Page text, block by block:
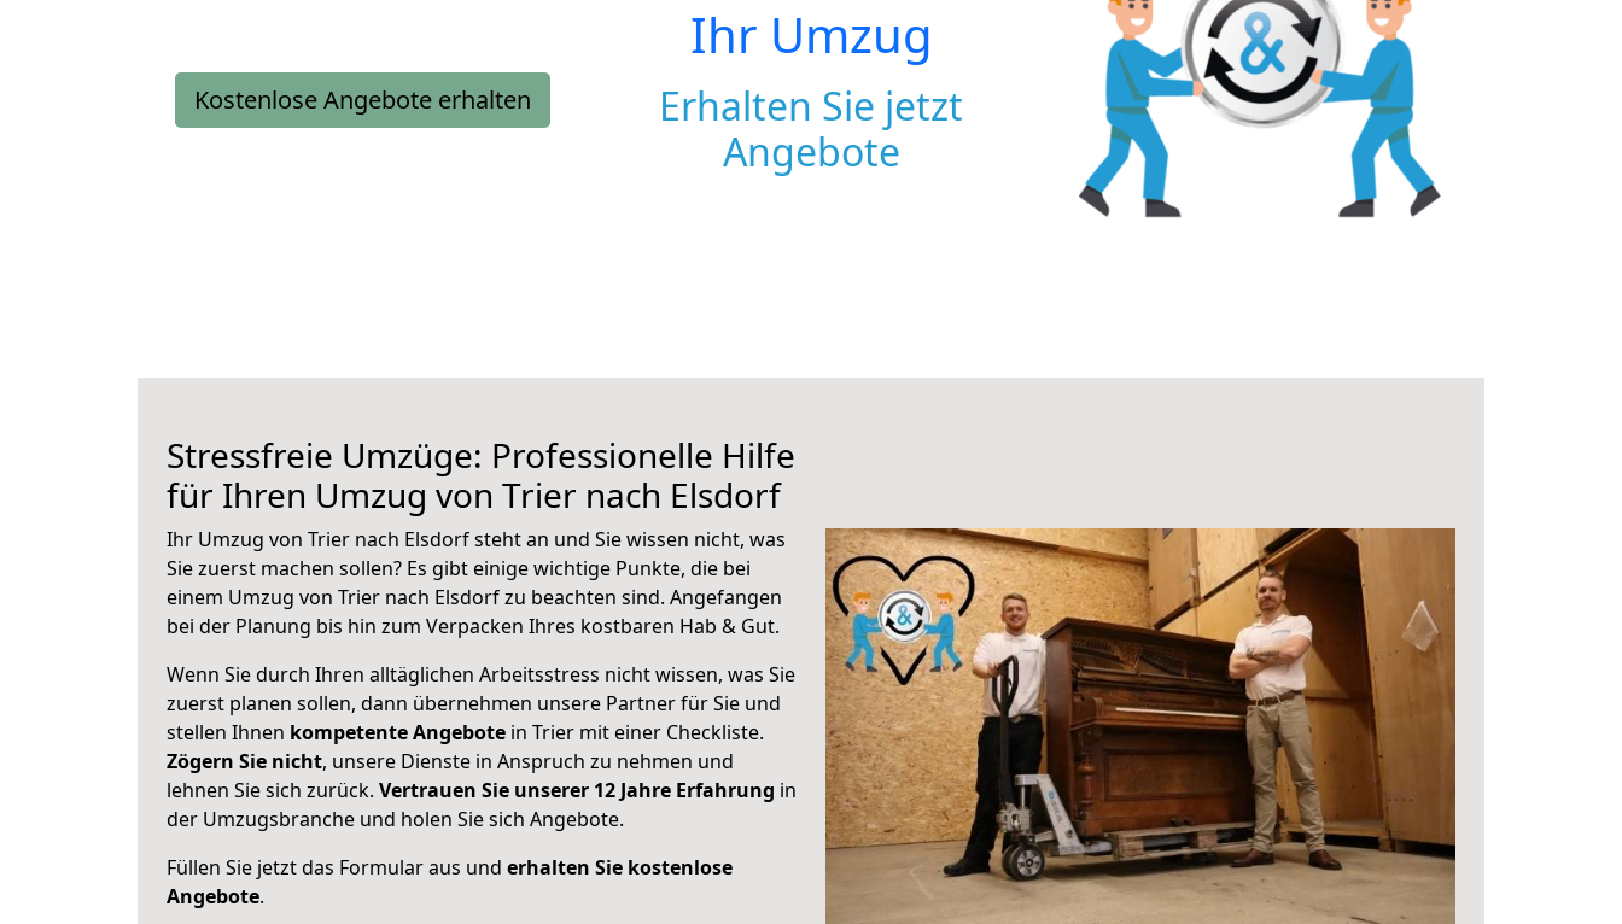
Kostenlose Angebote erhalten
Ihr Umzug
Erhalten Sie jetzt
Angebote
Stressfreie Umzüge: Professionelle Hilfe
für Ihren Umzug von Trier nach Elsdorf
Ihr Umzug von Trier nach Elsdorf steht an und Sie wissen nicht, was
Sie zuerst machen sollen? Es gibt einige wichtige Punkte, die bei
einem Umzug von Trier nach Elsdorf zu beachten sind. Angefangen
bei der Planung bis hin zum Verpacken Ihres kostbaren Hab & Gut.
Wenn Sie durch Ihren alltäglichen Arbeitsstress nicht wissen, was Sie
zuerst planen sollen, dann übernehmen unsere Partner für Sie und
stellen Ihnen kompetente Angebote in Trier mit einer Checkliste.
Zögern Sie nicht, unsere Dienste in Anspruch zu nehmen und
lehnen Sie sich zurück. Vertrauen Sie unserer 12 Jahre Erfahrung in
der Umzugsbranche und holen Sie sich Angebote.
Füllen Sie jetzt das Formular aus und erhalten Sie kostenlose
Angebote.